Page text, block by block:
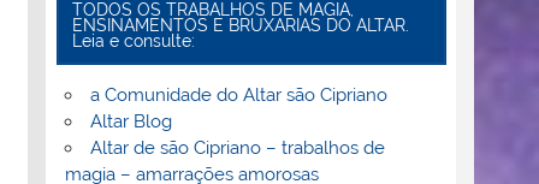
TODOS OS TRABALHOS DE MAGIA,
ENSINAMENTOS E BRUXARIAS DO ALTAR.
Leia e consulte:
a Comunidade do Altar são Cipriano
Altar Blog
Altar de são Cipriano – trabalhos de
magia – amarrações amorosas